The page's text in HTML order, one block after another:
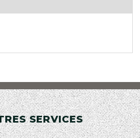
SERVICES